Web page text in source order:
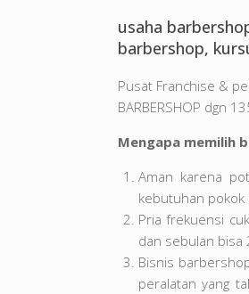
usaha
barbershop,
Pusat Franchise &
BARBERSHOP dgn
Mengapa memilih
Aman karena
kebutuhan pokok
Pria frekuensi
dan sebulan bisa
Bisnis
peralatan yang